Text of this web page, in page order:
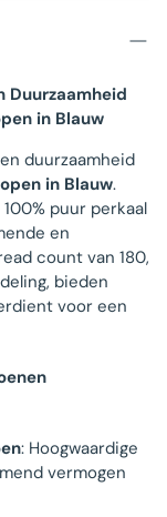
Duurzaamheid
in Blauw
duurzaamheid
in Blauw.
puur perkaal
en
count van 180,
bieden
voor een
: Hoogwaardige
vermogen